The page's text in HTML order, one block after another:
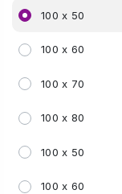
100 х 50
100 х 60
100 х 70
100 х 80
100 х 50
100 х 60